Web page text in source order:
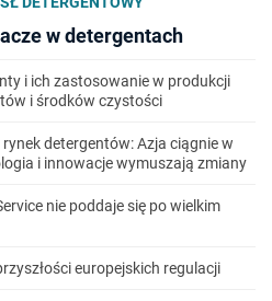
w detergentach
i ich zastosowanie w produkcji
i środków czystości
detergentów: Azja ciągnie w
i innowacje wymuszają zmiany
nie poddaje się po wielkim
europejskich regulacji